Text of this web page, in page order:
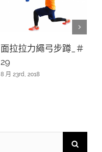
面拉拉力繩弓步蹲_＃
29
8 月 23rd, 2018